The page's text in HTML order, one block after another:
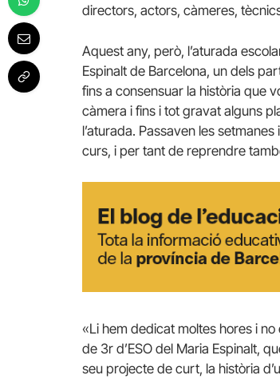
directors, actors, càmeres,
Aquest any, però, l’aturada
Espinalt de Barcelona, un dels
fins a consensuar la història que
càmera i fins i tot gravat alguns
l’aturada. Passaven les
curs, i per tant de reprendre
«Li hem dedicat moltes hores i
de 3r d’ESO del Maria Espinalt,
seu projecte de curt, la història